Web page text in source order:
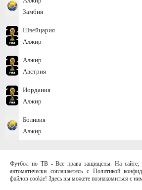
Замбия
Швейцария
Алжир
Алжир
Австрия
Иордания
Алжир
Боливия
Алжир
Футбол по ТВ - Все права защищены. На сайте,
автоматически соглашаетесь с Политикой
файлов cookie! Здесь вы можете познакомиться с